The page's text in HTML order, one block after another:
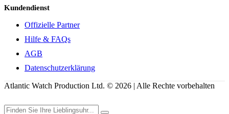
Kundendienst
Offizielle Partner
Hilfe & FAQs
AGB
Datenschutzerklärung
Atlantic Watch Production Ltd. © 2026 | Alle Rechte vorbehalten